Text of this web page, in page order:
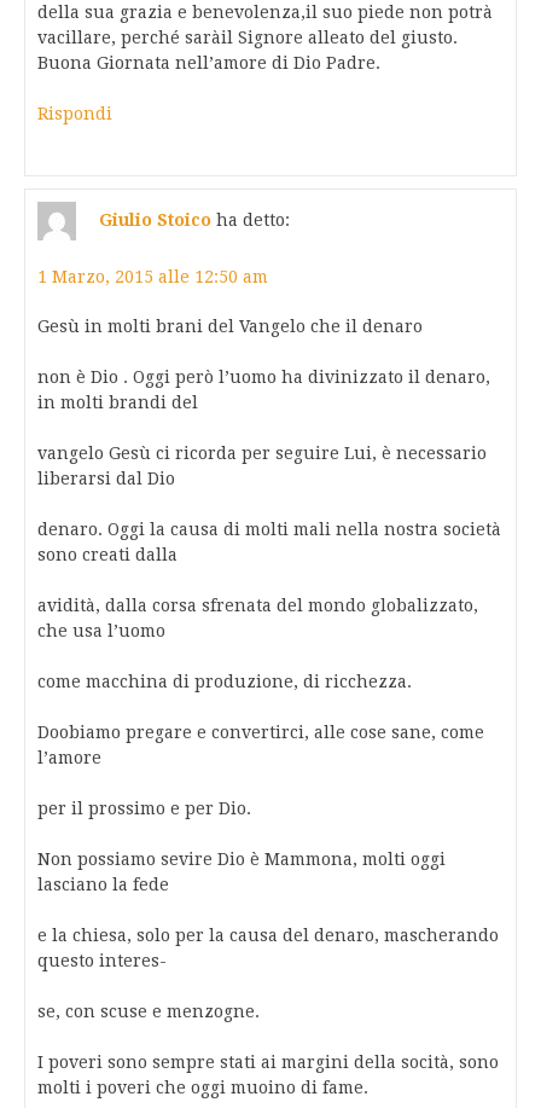
della sua grazia e benevolenza,il suo piede non potrà
vacillare, perché saràil Signore alleato del giusto.
Buona Giornata nell’amore di Dio Padre.
Rispondi
Giulio Stoico ha detto:
1 Marzo, 2015 alle 12:50 am
Gesù in molti brani del Vangelo che il denaro
non è Dio . Oggi però l’uomo ha divinizzato il denaro,
in molti brandi del
vangelo Gesù ci ricorda per seguire Lui, è necessario
liberarsi dal Dio
denaro. Oggi la causa di molti mali nella nostra società
sono creati dalla
avidità, dalla corsa sfrenata del mondo globalizzato,
che usa l’uomo
come macchina di produzione, di ricchezza.
Doobiamo pregare e convertirci, alle cose sane, come
l’amore
per il prossimo e per Dio.
Non possiamo sevire Dio è Mammona, molti oggi
lasciano la fede
e la chiesa, solo per la causa del denaro, mascherando
questo interes-
se, con scuse e menzogne.
I poveri sono sempre stati ai margini della socità, sono
molti i poveri che oggi muoino di fame.